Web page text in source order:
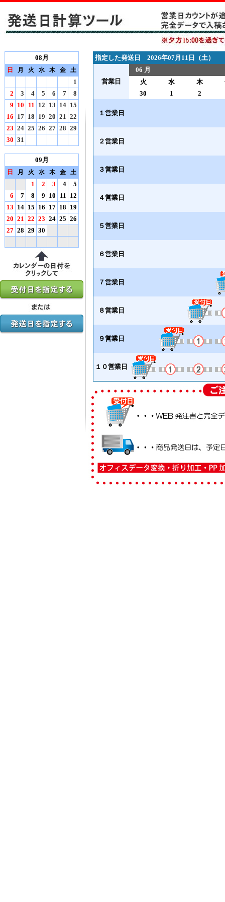
08月
日 月 火 水 木 金 土
1
2
3 4 5 6 7
8
9 10 11 12 13 14 15
16 17 18 19 20 21 22
23 24 25 26 27 28 29
30 31
09月
日 月 火 水 木 金 土
1 2 3 4
5
6
7 8 9 10 11 12
13 14 15 16 17 18 19
20 21 22 23 24 25 26
27 28 29 30
指定した発送日 2026年07月11日（土）
営業日
06 月
火
水 木
30
1 2
１営業日
２営業日
３営業日
４営業日
５営業日
６営業日
７営業日
８営業日
９営業日
１０営業日